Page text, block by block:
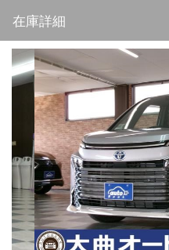
在庫詳細